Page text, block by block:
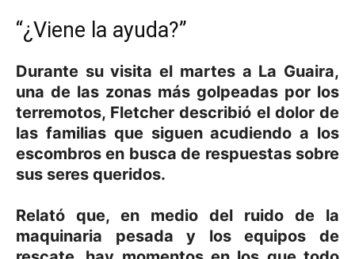
“¿Viene la ayuda?”
Durante su visita el martes a La Guaira,
una de las zonas más golpeadas por los
terremotos, Fletcher describió el dolor de
las familias que siguen acudiendo a los
escombros en busca de respuestas sobre
sus seres queridos.
Relató que, en medio del ruido de la
maquinaria pesada y los equipos de